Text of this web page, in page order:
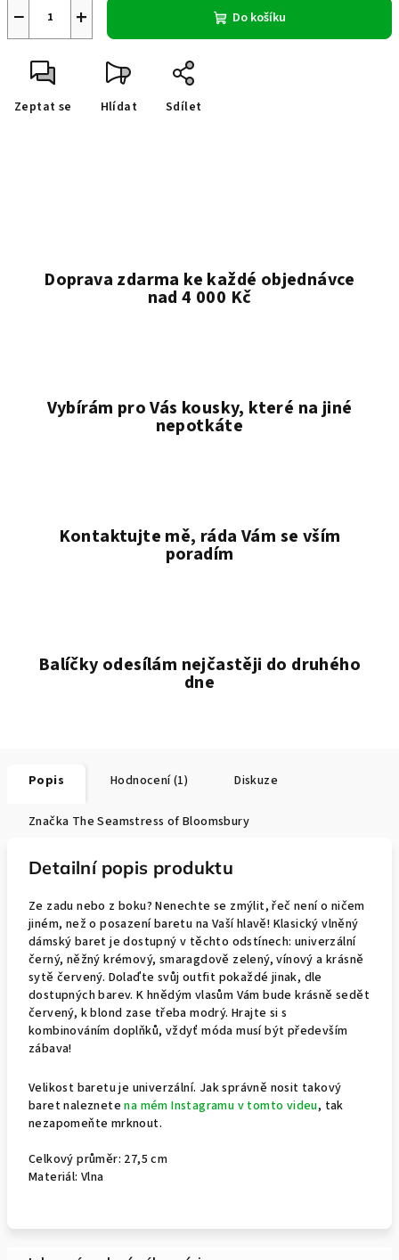
+
− Do košíku
Zeptat se Hlídat Sdílet
Doprava zdarma ke každé objednávce
nad 4 000 Kč
Vybírám pro Vás kousky, které na jiné
nepotkáte
Kontaktujte mě, ráda Vám se vším
poradím
Balíčky odesílám nejčastěji do druhého
dne
Popis Hodnocení (1) Diskuze
Značka The Seamstress of Bloomsbury
Detailní popis produktu
Ze zadu nebo z boku? Nenechte se zmýlit, řeč není o ničem
jiném, než o posazení baretu na Vaší hlavě! Klasický vlněný
dámský baret je dostupný v těchto odstínech: univerzální
černý, něžný krémový, smaragdově zelený, vínový a krásně
sytě červený. Dolaďte svůj outfit pokaždé jinak, dle
dostupných barev. K hnědým vlasům Vám bude krásně sedět
červený, k blond zase třeba modrý. Hrajte si s
kombinováním doplňků, vždyť móda musí být především
zábava!
Velikost baretu je univerzální. Jak správně nosit takový
baret naleznetena mém Instagramu v tomto videu, tak
nezapomeňte mrknout.
Celkový průměr: 27,5 cm
Materiál: Vlna